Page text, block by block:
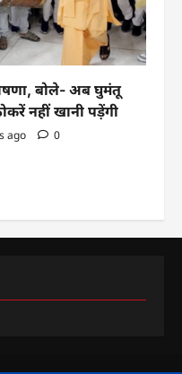
बोले- अब घुमंतू
नहीं खानी पड़ेंगी
ago 0